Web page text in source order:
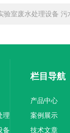
验室废水处理设备 污
理
备
栏目导航
产品中心
案例展示
技术文章